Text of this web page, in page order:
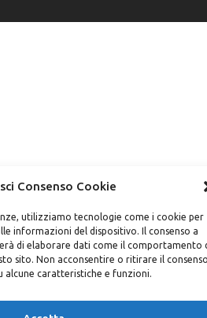
Consenso Cookie
utilizziamo tecnologie come i cookie per
informazioni del dispositivo. Il consenso a
di elaborare dati come il comportamento
sito. Non acconsentire o ritirare il
alcune caratteristiche e funzioni.